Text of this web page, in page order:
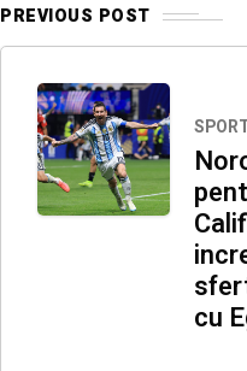
PREVIOUS POST
cu